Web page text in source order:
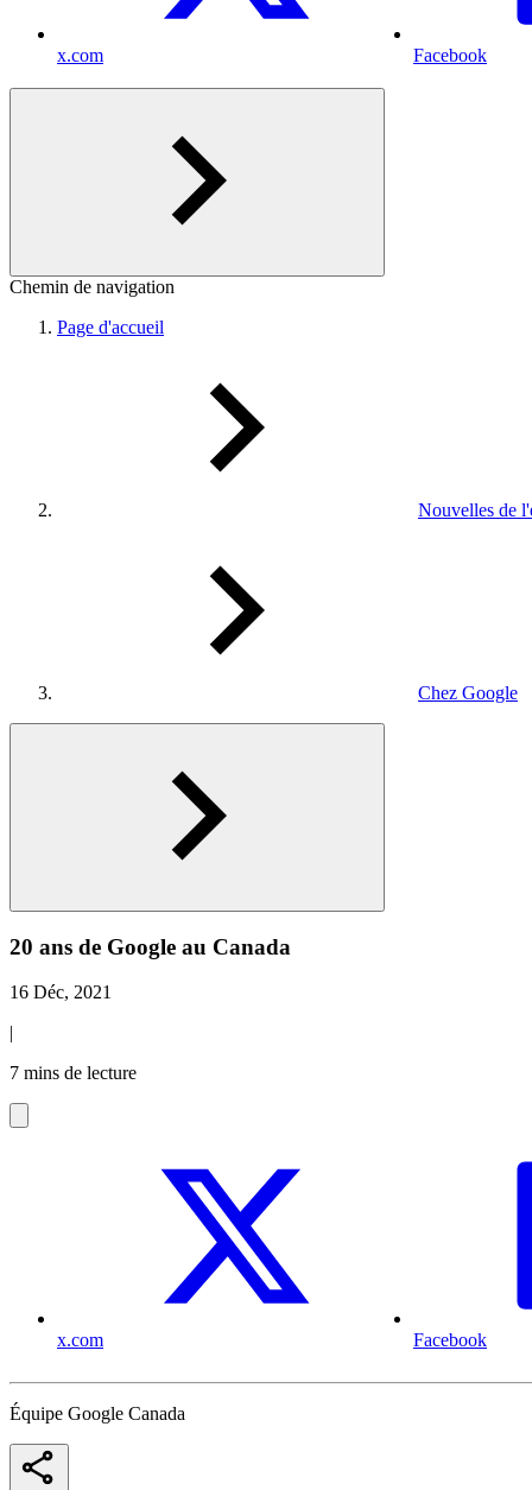
x.com Facebook
Chemin de navigation
Page d'accueil
Nouvelles de
Chez Google
20 ans de Google au Canada
16 Déc, 2021
|
7 mins de lecture
x.com Facebook
Équipe Google Canada